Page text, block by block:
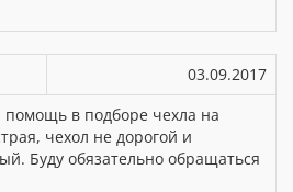
03.09.2017
помощь в подборе чехла на
чехол не дорогой и
Буду обязательно обращаться